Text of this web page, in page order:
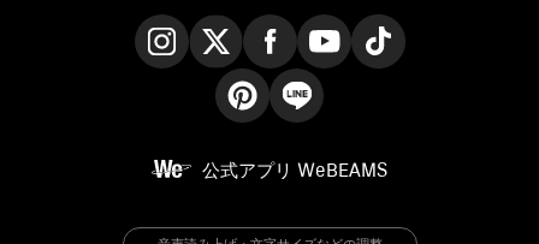
公式アプリ WeBEAMS